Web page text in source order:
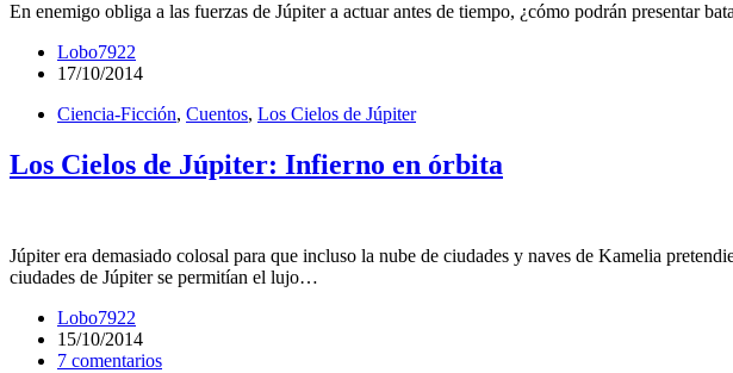
En enemigo obliga a las fuerzas de Júpiter a actuar antes de tiempo, ¿cómo podrán presentar
Lobo7922
17/10/2014
Ciencia-Ficción, Cuentos, Los Cielos de Júpiter
Los Cielos de Júpiter: Infierno en órbita
Júpiter era demasiado colosal para que incluso la nube de ciudades y naves de Kamelia
ciudades de Júpiter se permitían el lujo…
Lobo7922
15/10/2014
7 comentarios